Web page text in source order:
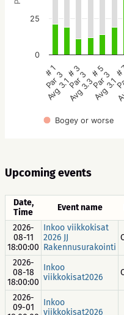
Bogey or worse
# 1
Par 3
Avg 3.1
# 3
Par 3
Avg 3.3
# 5
Par 3
Avg 3.1
0
25
Upcoming events
Date,
Time
Event name
2026-
08-11
18:00:00
Inkoo viikkokisat
2026 JJ
Rakennusurakointi
2026-
08-18
18:00:00
Inkoo
viikkokisat2026
2026-
09-01
Inkoo
viikkokisat2026